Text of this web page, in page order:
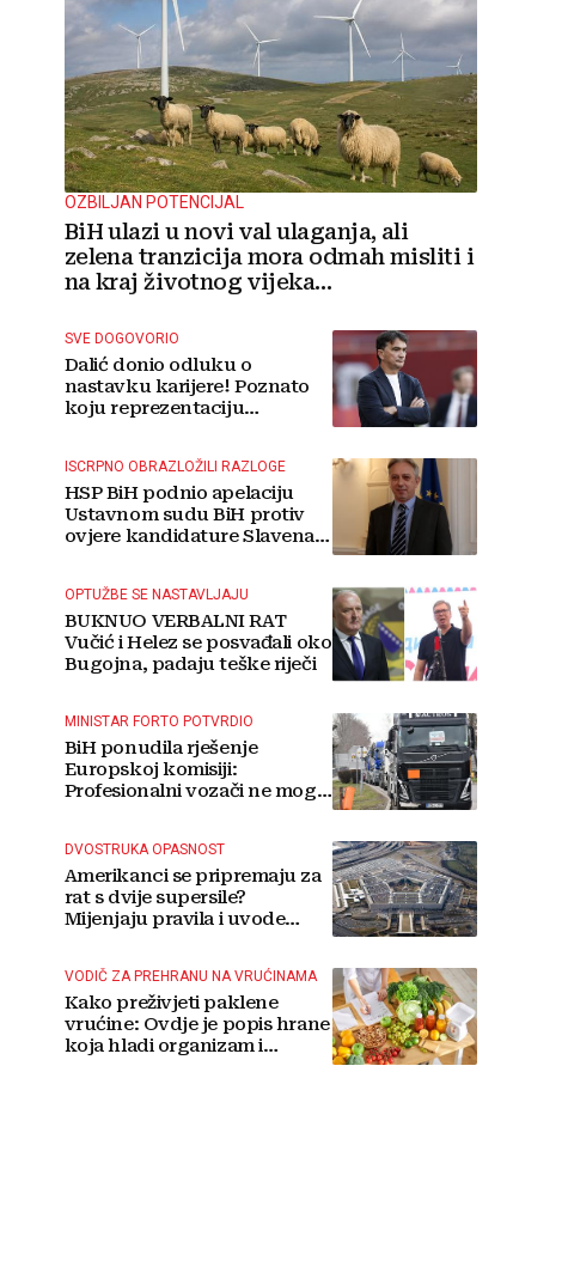
OZBILJAN POTENCIJAL
BiH ulazi u novi val ulaganja, ali
zelena tranzicija mora odmah misliti i
na kraj životnog vijeka
SVE DOGOVORIO
Dalić donio odluku o
nastavku karijere! Poznato
koju reprezentaciju
ISCRPNO OBRAZLOŽILI RAZLOGE
HSP BiH podnio apelaciju
Ustavnom sudu BiH protiv
ovjere kandidature Slavena
OPTUŽBE SE NASTAVLJAJU
BUKNUO VERBALNI RAT
Vučić i Helez se posvađali oko
Bugojna, padaju teške riječi
MINISTAR FORTO POTVRDIO
BiH ponudila rješenje
Europskoj komisiji:
Profesionalni vozači ne mogu
DVOSTRUKA OPASNOST
Amerikanci se pripremaju za
rat s dvije supersile?
Mijenjaju pravila i uvode
VODIČ ZA PREHRANU NA VRUĆINAMA
Kako preživjeti paklene
vrućine: Ovdje je popis hrane
koja hladi organizam i